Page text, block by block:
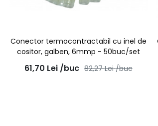
Conector termocontractabil cu inel de
cositor, galben, 6mmp - 50buc/set
61,70 Lei /buc 82,27Lei /buc